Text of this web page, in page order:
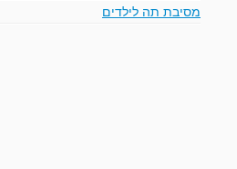
מסיבת תה לילדים